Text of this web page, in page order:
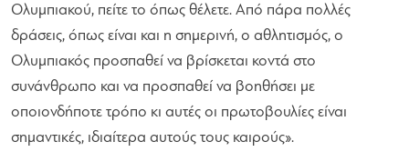
Ολυμπιακού, πείτε το όπως θέλετε. Από πάρα πολλές
δράσεις, όπως είναι και η σημερινή, ο αθλητισμός, ο
Ολυμπιακός προσπαθεί να βρίσκεται κοντά στο
συνάνθρωπο και να προσπαθεί να βοηθήσει με
οποιονδήποτε τρόπο κι αυτές οι πρωτοβουλίες είναι
σημαντικές, ιδιαίτερα αυτούς τους καιρούς».